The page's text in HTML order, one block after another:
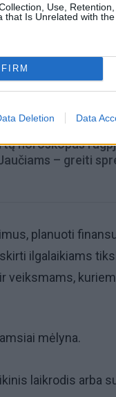
Use,
that Is Unrelated with
Deletion Data
pranašystė:
horoskopas
– greiti
planuoti
ilgalaikiams
veiksmams,
mėlyna.
laikrodis arba